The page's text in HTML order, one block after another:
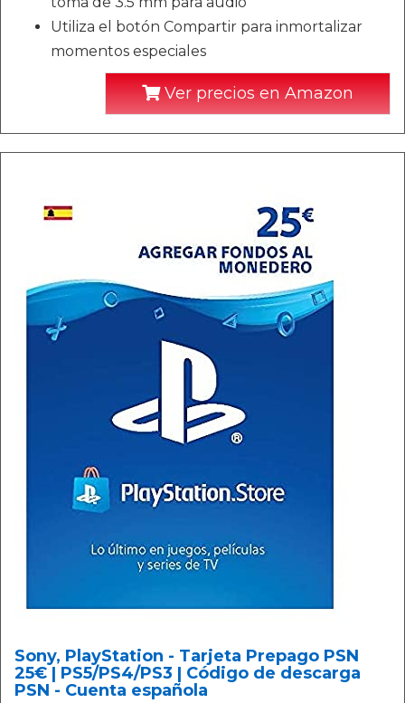
Utiliza el botón Compartir para inmortalizar
momentos especiales
Ver precios en Amazon
Sony, PlayStation - Tarjeta Prepago PSN
25€ | PS5/PS4/PS3 | Código de descarga
PSN - Cuenta española